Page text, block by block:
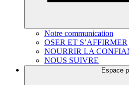
Notre communication
OSER ET S’AFFIRMER
NOURRIR LA
NOUS SUIVRE
Espace